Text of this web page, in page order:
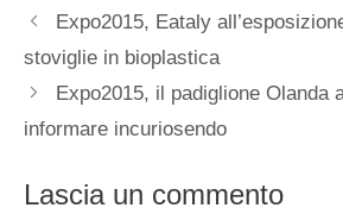
Expo2015, Eataly
stoviglie in bioplastica
Expo2015, il padiglione Olanda
informare incuriosendo
Lascia un commento